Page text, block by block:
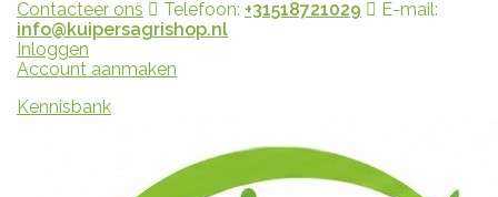
Contacteer ons Telefoon: +31518721029
E-mail:
info@kuipersagrishop.nl
Inloggen
Account aanmaken
Kennisbank